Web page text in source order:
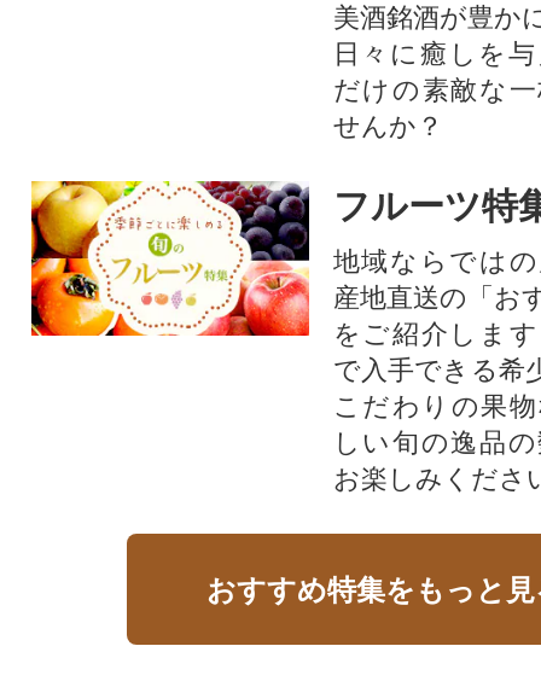
美酒銘酒が豊か
日々に癒しを
だけの素敵な
せんか？
フルーツ特
地域ならでは
産地直送の「お
をご紹介しま
で入手できる希
こだわりの果
しい旬の逸品
お楽しみくださ
おすすめ特集をもっと